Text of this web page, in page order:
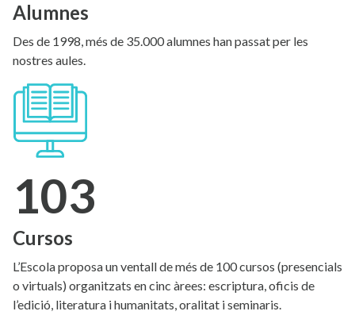
Alumnes
Des de 1998, més de 35.000 alumnes han passat per les
nostres aules.
103
Cursos
L’Escola proposa un ventall de més de 100 cursos (presencials
o virtuals) organitzats en cinc àrees: escriptura, oficis de
l’edició, literatura i humanitats, oralitat i seminaris.